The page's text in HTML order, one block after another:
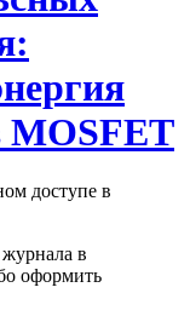
MOSFET
доступе в
в
оформить